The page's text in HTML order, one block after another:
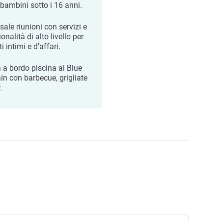
sotto i 16 anni.
riunioni con servizi e
di alto livello per
intimi e d'affari.
a bordo piscina al Blue
con barbecue, grigliate